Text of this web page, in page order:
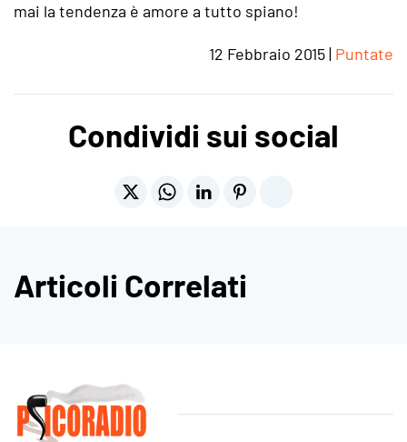
mai la tendenza è amore a tutto spiano!
12 Febbraio 2015| Puntate
Condividi sui social
Articoli Correlati